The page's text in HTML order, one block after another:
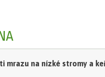
mrazu na nízké stromy a